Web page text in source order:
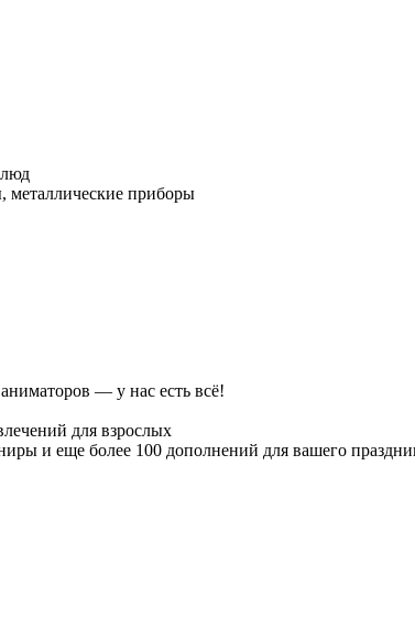
металлические приборы
— у нас есть всё!
для взрослых
и еще более 100 дополнений для вашего